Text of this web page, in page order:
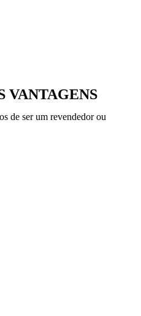
VANTAGENS
de ser um revendedor ou